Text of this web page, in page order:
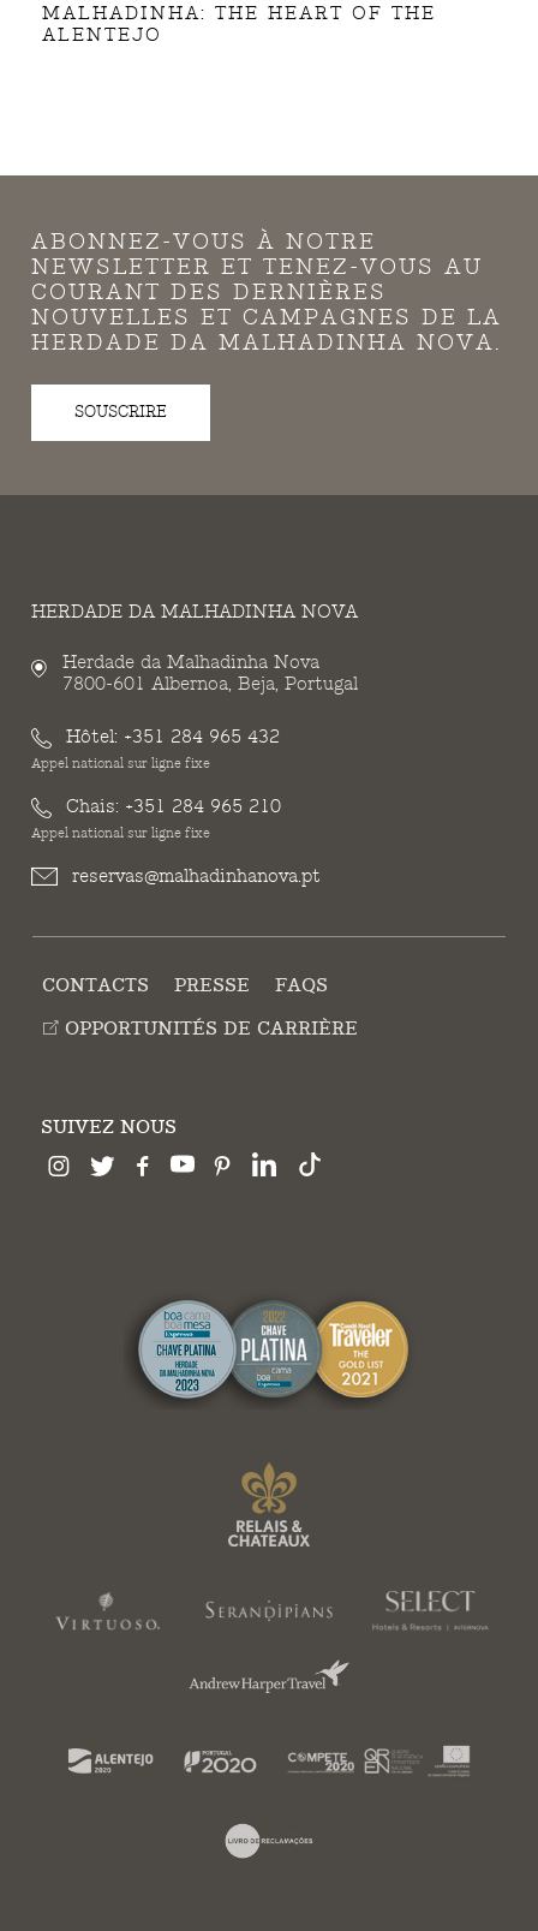
MALHADINHA: THE HEART OF THE
ALENTEJO
ABONNEZ-VOUS À NOTRE
NEWSLETTER ET TENEZ-VOUS AU
COURANT DES DERNIÈRES
NOUVELLES ET CAMPAGNES DE LA
HERDADE DA MALHADINHA NOVA.
SOUSCRIRE
HERDADE DA MALHADINHA NOVA
Herdade da Malhadinha Nova
7800-601 Albernoa, Beja, Portugal
Hôtel: +351 284 965 432
Appel national sur ligne fixe
Chais: +351 284 965 210
Appel national sur ligne fixe
reservas@malhadinhanova.pt
CONTACTS PRESSE
FAQS
OPPORTUNITÉS DE CARRIÈRE
SUIVEZ NOUS